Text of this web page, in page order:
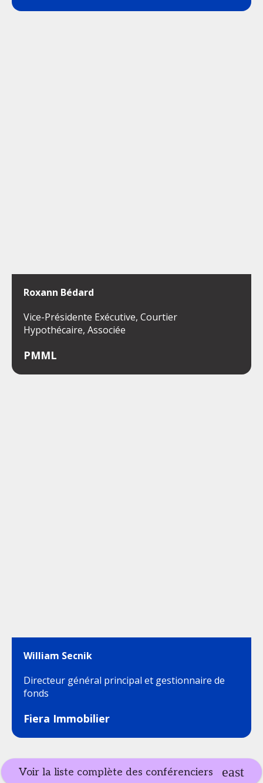
Roxann Bédard
Vice-Présidente Exécutive, Courtier
Hypothécaire, Associée
PMML
William Secnik
Directeur général principal et gestionnaire de
fonds
Fiera Immobilier
Voir la liste complète des conférenciers